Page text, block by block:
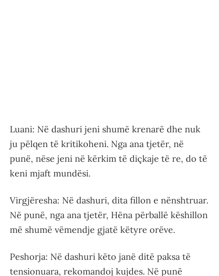
Luani: Në dashuri jeni shumë krenarë dhe nuk
ju pëlqen të kritikoheni. Nga ana tjetër, në
punë, nëse jeni në kërkim të diçkaje të re, do të
keni mjaft mundësi.
Virgjëresha: Në dashuri, dita fillon e nënshtruar.
Në punë, nga ana tjetër, Hëna përballë këshillon
më shumë vëmendje gjatë këtyre orëve.
Peshorja: Në dashuri këto janë ditë paksa të
tensionuara, rekomandoj kujdes. Në punë